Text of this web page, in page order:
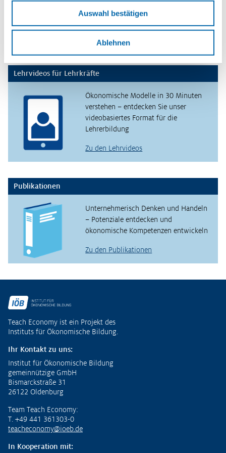
Auswahl bestätigen
Ablehnen
WIWAG, Ecoland und Isle of Economy
Lehrvideos für Lehrkräfte
Ökonomische Modelle in 30 Minuten
verstehen – entdecken Sie unser
videobasiertes Format für die
Lehrerbildung
Zu den Lehrvideos
Publikationen
Unternehmerisch Denken und Handeln
– Potenziale entdecken und
ökonomische Kompetenzen entwickeln
Zu den Publikationen
Teach Economy ist ein Projekt des
Instituts für Ökonomische Bildung.
Ihr Kontakt zu uns:
Institut für Ökonomische Bildung
gemeinnützige GmbH
Bismarckstraße 31
26122 Oldenburg
Team Teach Economy:
T. +49 441 361303-0
teacheconomy@ioeb.de
In Kooperation mit: